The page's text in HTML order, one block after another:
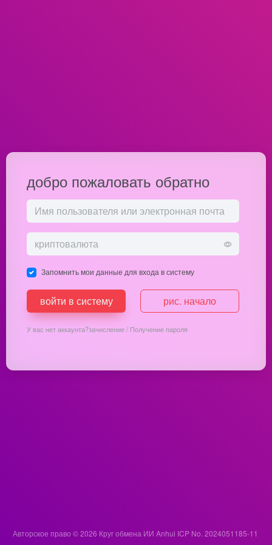
добро пожаловать обратно
Запомнить мои данные для входа в систему
войти в систему рис. начало
У вас нет аккаунта?зачисление/ Получение пароля
Авторское право © 2026 Круг обмена ИИ Anhui ICP No. 2024051185-11